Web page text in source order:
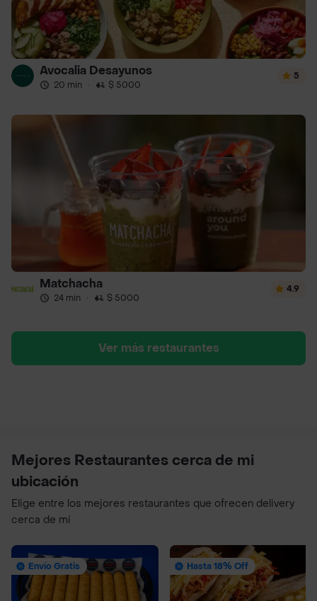
Avocalia Desayunos
20 min · $ 5000
5
Matchacha
24 min · $ 5000
4.9
Ver más restaurantes
Mejores Restaurantes cerca de mi
ubicación
Elige entre los mejores restaurantes que ofrecen delivery
cerca de mí
Envío Gratis Hasta 18% Off